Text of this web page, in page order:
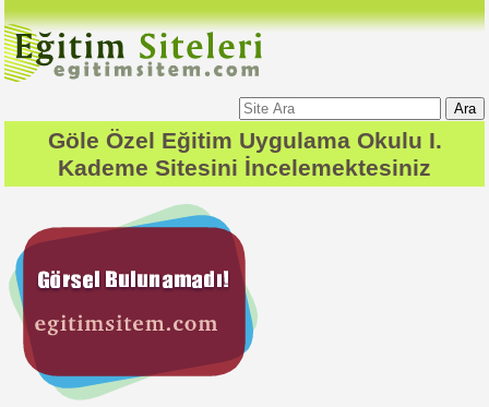
Ara
Göle Özel Eğitim Uygulama Okulu I.
Kademe Sitesini İncelemektesiniz